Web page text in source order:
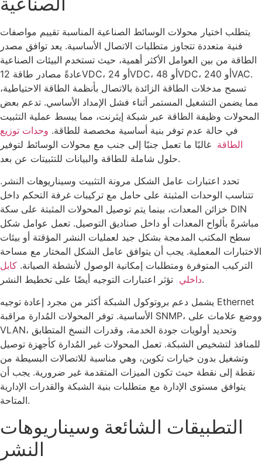
يتطلب اختيار محولات الوسائط الصناعية المناسبة تقييم مواصفات
فنية متعددة تتجاوز متطلبات الاتصال الأساسية. يعد توافق مصدر
الطاقة من بين العوامل الأكثر أهمية، حيث تستخدم البيئات الصناعية
عادةً مصادر طاقة 12VDC، أو 24VDC، أو 48VDC، أو 240VAC.
تسمح مدخلات الطاقة الزائدة بالاتصال بأنظمة الطاقة الاحتياطية،
مما يضمن التشغيل المستمر أثناء فشل الإمداد الأساسي. تدعم بعض
المحولات وظيفة الطاقة عبر شبكة إيثرنت، مما يبسط عملية التثبيت
في حالة عدم توفر بنية أساسية مخصصة للطاقة. وحدات توزيع
الطاقة غالبًا ما تعمل جنبًا إلى جنب مع محولات الوسائط لتوفير
حلول شاملة للطاقة والبيانات للتثبيتات عن بعد.
تحدد اعتبارات عامل الشكل مرونة التثبيت وسيناريوهات النشر.
تتناسب الوحدات المثبتة على حامل مع تركيبات غرفة التحكم داخل
خزائن المعدات، بينما يتم توصيل المحولات المثبتة على سكة DIN
مباشرةً بألواح المعدات أو داخل صناديق التوصيل. تعمل عوامل شكل
سطح المكتب المدمجة بشكل جيد لعمليات النشر المؤقتة أو بيئات
الاختبارات المعملية. يجب أن يتوافق عامل الشكل المختار مع مساحة
التركيب المتوفرة ومتطلبات إمكانية الوصول لأنشطة الصيانة. كابل
داخليتؤثر اعتبارات التوجيه أيضًا على تخطيط النشر.
يشمل دعم بروتوكول الشبكة أكثر من مجرد إعادة توجيه Ethernet
الأساسية. توفر المحولات المُدارة مراقبة SNMP، ووضع علامات على
VLAN، وتحديد أولويات جودة الخدمة، وقدرات النسخ المتطابق
للمنافذ لتشخيص الشبكة. تعمل المحولات غير المُدارة كأجهزة توصيل
وتشغيل بدون خيارات تكوين، وهي مناسبة للاتصالات البسيطة من
نقطة إلى نقطة حيث تكون الميزات المتقدمة غير ضرورية. يجب أن
يتوافق مستوى الإدارة مع متطلبات بنية الشبكة والقدرات الإدارية
المتاحة.
التطبيقات الشائعة وسيناريوهات
النشر